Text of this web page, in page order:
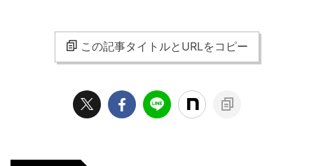
この記事タイトルとURLをコピー